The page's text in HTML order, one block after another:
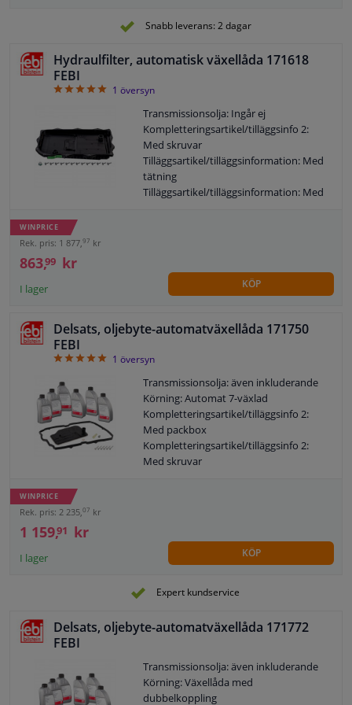
Snabb leverans: 2 dagar
Hydraulfilter, automatisk växellåda 171618
FEBI
51 översyn
Transmissionsolja: Ingår ej
Kompletteringsartikel/tilläggsinfo 2:
Med skruvar
Tilläggsartikel/tilläggsinformation: Med
tätning
Tilläggsartikel/tilläggsinformation: Med
Filterutförande: Siktfilter
Bredd [mm]: 285
WINPRICE
Rek. pris: 1 877,97 kr
863,99 kr
I lager KÖP
Delsats, oljebyte-automatväxellåda 171750
FEBI
51 översyn
Transmissionsolja: även inkluderande
Körning: Automat 7-växlad
Kompletteringsartikel/tilläggsinfo 2:
Med packbox
Kompletteringsartikel/tilläggsinfo 2:
Med skruvar
Innehåll [liter]: 6
Specifikation: MB 236.14
Växellåds-ID: 722.9
Garanti: 2 år
Färg på driftvätska: Röd
Inte för speciell exekveringskod: A89
Observera serviceinformationen
WINPRICE
Rek. pris: 2 235,07 kr
1 159,91 kr
I lager KÖP
Expert kundservice
Delsats, oljebyte-automatväxellåda 171772
FEBI
Transmissionsolja: även inkluderande
Körning: Växellåda med
dubbelkoppling